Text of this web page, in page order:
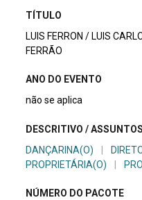
TÍTULO
LUIS FERRON / LUIS
FERRÃO
ANO DO EVENTO
não se aplica
DESCRITIVO / ASSUNTOS
DANÇARINA(O)
PROPRIETÁRIA(O)
NÚMERO DO PACOTE